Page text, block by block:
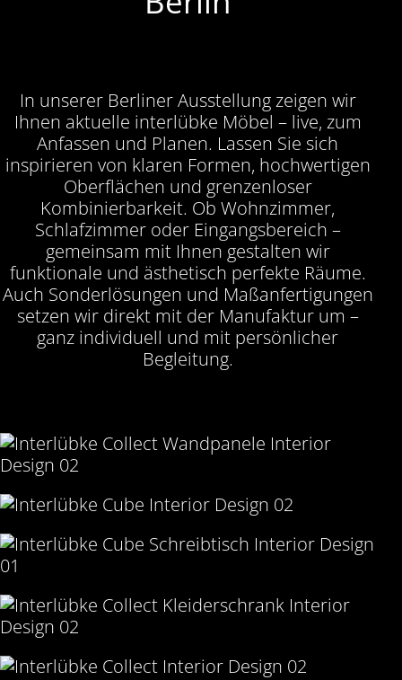
In unserer Berliner Ausstellung zeigen wir
Ihnen aktuelle interlübke Möbel – live, zum
Anfassen und Planen. Lassen Sie sich
inspirieren von klaren Formen, hochwertigen
Oberflächen und grenzenloser
Kombinierbarkeit. Ob Wohnzimmer,
Schlafzimmer oder Eingangsbereich –
gemeinsam mit Ihnen gestalten wir
funktionale und ästhetisch perfekte Räume.
Auch Sonderlösungen und Maßanfertigungen
setzen wir direkt mit der Manufaktur um –
ganz individuell und mit persönlicher
Begleitung.